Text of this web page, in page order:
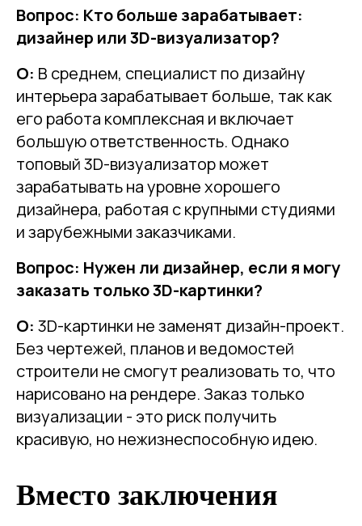
Вопрос: Кто больше зарабатывает:
дизайнер или 3D-визуализатор?
О: В среднем, специалист по дизайну
интерьера зарабатывает больше, так как
его работа комплексная и включает
большую ответственность. Однако
топовый 3D-визуализатор может
зарабатывать на уровне хорошего
дизайнера, работая с крупными студиями
и зарубежными заказчиками.
Вопрос: Нужен ли дизайнер, если я могу
заказать только 3D-картинки?
О: 3D-картинки не заменят дизайн-проект.
Без чертежей, планов и ведомостей
строители не смогут реализовать то, что
нарисовано на рендере. Заказ только
визуализации - это риск получить
красивую, но нежизнеспособную идею.
Вместо заключения